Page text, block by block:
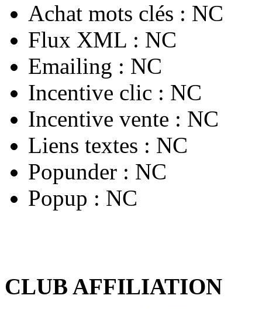
Achat mots clés : NC
Flux XML : NC
Emailing : NC
Incentive clic : NC
Incentive vente : NC
Liens textes : NC
Popunder : NC
Popup : NC
CLUB AFFILIATION